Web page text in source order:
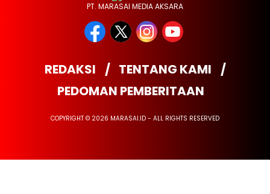
PT. MARASAI MEDIA AKSARA
REDAKSI
TENTANG KAMI
PEDOMAN PEMBERITAAN
COPYRIGHT © 2026 MARASAI.ID - ALL RIGHTS RESERVED